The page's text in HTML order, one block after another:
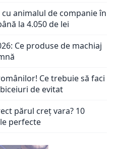
animalul de companie în
la 4.050 de lei
Ce produse de machiaj
Ce trebuie să faci
de evitat
părul creț vara? 10
perfecte